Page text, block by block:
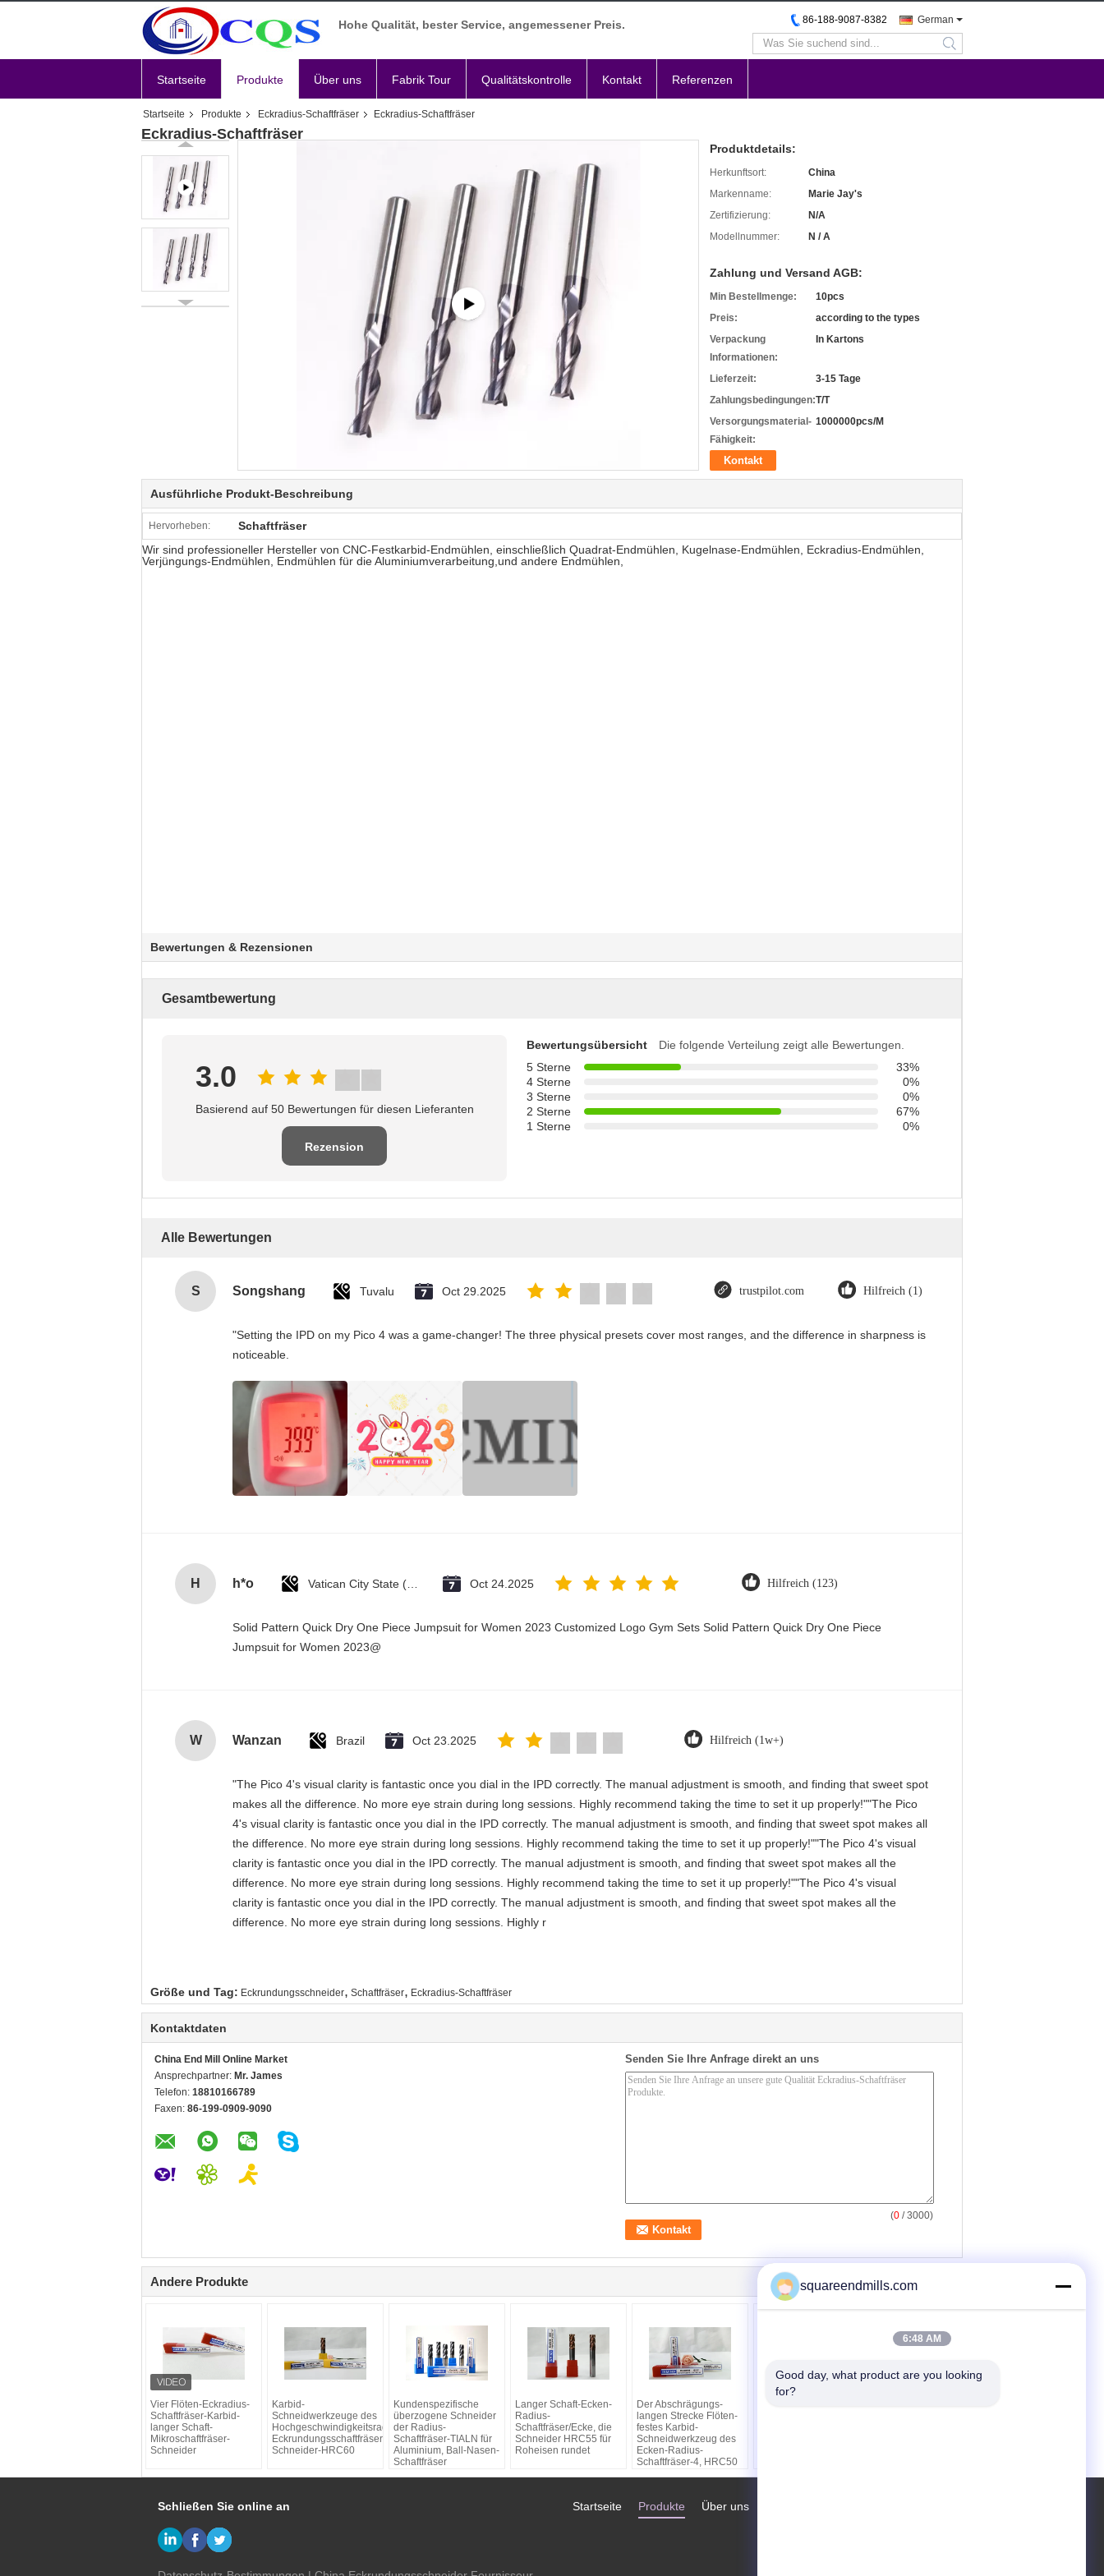
Hohe Qualität, bester Service, angemessener Preis. German
86-188-9087-8382
search
Startseite Produkte Über uns Fabrik Tour Qualitätskontrolle Kontakt Referenzen
Startseite Produkte Eckradius-Schaftfräser Eckradius-Schaftfräser
Eckradius-Schaftfräser
Produktdetails:
Herkunftsort:
China
Markenname:
Marie Jay's
Zertifizierung:
N/A
Modellnummer:
N / A
Zahlung und Versand AGB:
Min Bestellmenge:
10pcs
Preis:
according to the types
Verpackung
Informationen:
In Kartons
Lieferzeit:
3-15 Tage
Zahlungsbedingungen:T/T
Versorgungsmaterial-
Fähigkeit:
1000000pcs/M
Kontakt
Ausführliche Produkt-Beschreibung
Hervorheben:
Schaftfräser
Wir sind professioneller Hersteller von CNC-Festkarbid-Endmühlen, einschließlich Quadrat-Endmühlen, Kugelnase-Endmühlen, Eckradius-Endmühlen,
Verjüngungs-Endmühlen, Endmühlen für die Aluminiumverarbeitung,und andere Endmühlen,
Bewertungen & Rezensionen
Gesamtbewertung
3.0
Basierend auf 50 Bewertungen für diesen Lieferanten
Rezension
Bewertungsübersicht
Die folgende Verteilung zeigt alle Bewertungen.
5 Sterne
33%
4 Sterne
0%
3 Sterne
0%
2 Sterne
67%
1 Sterne
0%
Alle Bewertungen
S Songshang Tuvalu Oct 29.2025 trustpilot.com Hilfreich (1)
"Setting the IPD on my Pico 4 was a game-changer! The three physical presets cover most ranges, and the difference in sharpness is
noticeable.
H h*o Oct 24.2025 Hilfreich (123)
Solid Pattern Quick Dry One Piece Jumpsuit for Women 2023 Customized Logo Gym Sets Solid Pattern Quick Dry One Piece
Jumpsuit for Women 2023@
W Wanzan Brazil Oct 23.2025 Hilfreich (1w+)
"The Pico 4's visual clarity is fantastic once you dial in the IPD correctly. The manual adjustment is smooth, and finding that sweet spot
makes all the difference. No more eye strain during long sessions. Highly recommend taking the time to set it up properly!""The Pico
4's visual clarity is fantastic once you dial in the IPD correctly. The manual adjustment is smooth, and finding that sweet spot makes all
the difference. No more eye strain during long sessions. Highly recommend taking the time to set it up properly!""The Pico 4's visual
clarity is fantastic once you dial in the IPD correctly. The manual adjustment is smooth, and finding that sweet spot makes all the
difference. No more eye strain during long sessions. Highly recommend taking the time to set it up properly!""The Pico 4's visual
clarity is fantastic once you dial in the IPD correctly. The manual adjustment is smooth, and finding that sweet spot makes all the
difference. No more eye strain during long sessions. Highly r
Größe und Tag: Eckrundungsschneider, Schaftfräser, Eckradius-Schaftfräser
Kontaktdaten
China End Mill Online Market
Ansprechpartner: Mr. James
Telefon: 18810166789
Faxen: 86-199-0909-9090
Senden Sie Ihre Anfrage direkt an uns
(0 / 3000)
Andere Produkte
Vier Flöten-Eckradius-
Schaftfräser-Karbid-
langer Schaft-
Mikroschaftfräser-
Schneider
Karbid-
Schneidwerkzeuge des
Hochgeschwindigkeitsradius-
Eckrundungsschaftfräser-
Schneider-HRC60
Kundenspezifische
überzogene Schneider
der Radius-
Schaftfräser-TIALN für
Aluminium, Ball-Nasen-
Schaftfräser
Langer Schaft-Ecken-
Radius-
Schaftfräser/Ecke, die
Schneider HRC55 für
Roheisen rundet
Der Abschrägungs-
langen Strecke Flöten-
festes Karbid-
Schneidwerkzeug des
Ecken-Radius-
Schaftfräser-4, HRC50
Schließen Sie online an Über uns
Produkte
Startseite
squareendmills.com
6:48 AM
Good day, what product are you looking
for?